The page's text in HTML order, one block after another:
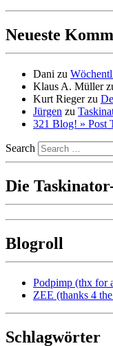
Neueste
Dani zu
Klaus A. Müller
Kurt Riegerzu
Jürgen zu
321 Blog! » Post
Search
Die
Blogroll
Podpimp (thx for
ZEE (thanks 4
Schlagwörter